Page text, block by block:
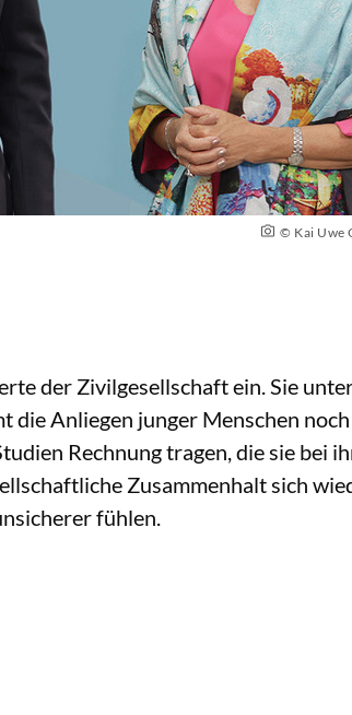
© Kai Uwe
der Zivilgesellschaft ein. Sie
Anliegen junger Menschen
Rechnung tragen, die sie bei
Zusammenhalt sich
fühlen.